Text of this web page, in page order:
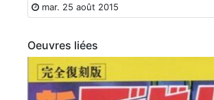
mar. 25 août 2015
Oeuvres liées